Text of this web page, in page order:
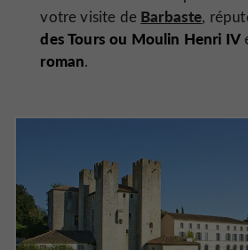
votre visite de Barbaste,
des Tours ou Moulin Henri IV
roman.